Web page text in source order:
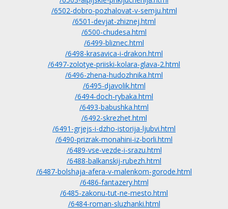
/6502-dobro-pozhalovat-v-semju.html
/6501-devjat-zhiznej.html
/6500-chudesa.html
/6499-bliznec.html
/6498-krasavica-i-drakon.html
/6497-zolotye-priiski-kolara-glava-2.html
/6496-zhena-hudozhnika.html
/6495-djavolik.html
/6494-doch-rybaka.html
/6493-babushka.html
/6492-skrezhet.html
/6491-grjejs-i-dzho-istorija-ljubvi.html
/6490-prizrak-monahini-iz-borli.html
/6489-vse-vezde-i-srazu.html
/6488-balkanskij-rubezh.html
/6487-bolshaja-afera-v-malenkom-gorode.html
/6486-fantazery.html
/6485-zakonu-tut-ne-mesto.html
/6484-roman-sluzhanki.html